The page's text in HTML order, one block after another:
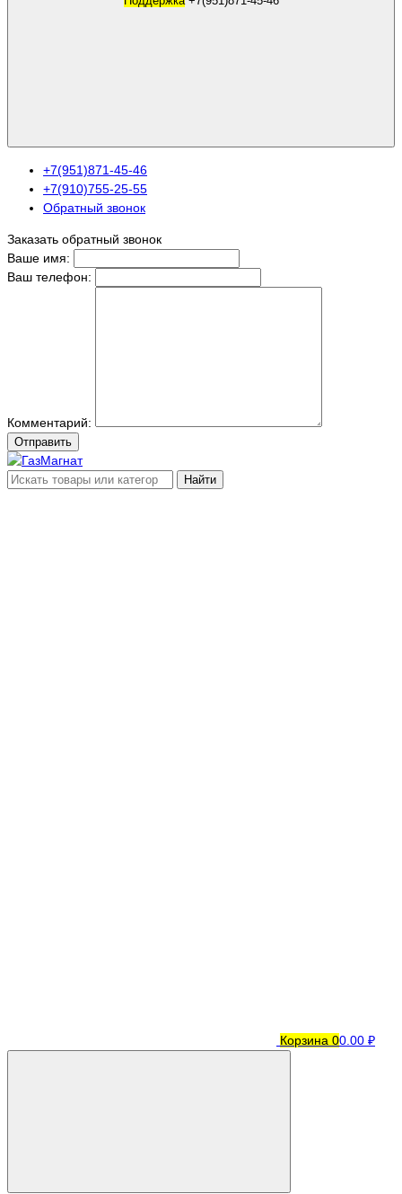
+7(951)871-45-46
+7(910)755-25-55
Обратный звонок
Заказать обратный звонок
Ваше имя:
Ваш телефон:
Комментарий:
Отправить
Найти
Корзина 00.00 ₽